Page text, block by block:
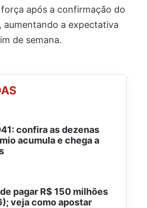
após a confirmação do
aumentando a expectativa
de semana.
confira as dezenas
acumula e chega a
pagar R$ 150 milhões
veja como apostar